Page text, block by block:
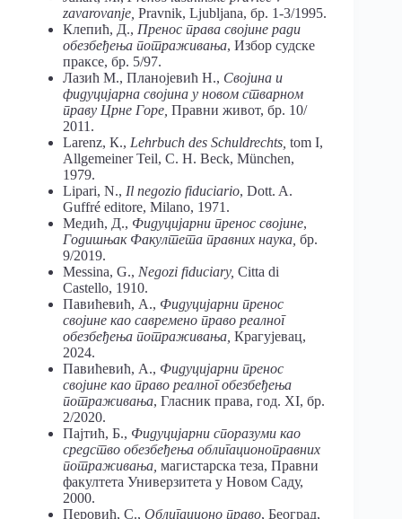
zavarovanje, Pravnik, Ljubljana, бр. 1-3/1995.
Клепић, Д., Пренос права својине ради
обезбеђења потраживања, Избор судске
праксе, бр. 5/97.
Лазић М., Планојевић Н., Својина и
фидуцијарна својина у новом стварном
праву Црне Горе, Правни живот, бр. 10/
2011.
Larenz, К., Lehrbuch des Schuldrechts, tom I,
Allgemeiner Teil, C. H. Beck, München,
1979.
Lipari, N., Il negozio fiduciario, Dott. A.
Guffré editore, Milano, 1971.
Медић, Д., Фидуцијарни пренос својине,
Годишњак Факултета правних наука, бр.
9/2019.
Messina, G., Negozi fiduciary, Citta di
Castello, 1910.
Павићевић, А., Фидуцијарни пренос
својине као савремено право реалног
обезбеђења потраживања, Крагујевац,
2024.
Павићевић, А., Фидуцијарни пренос
својине као право реалног обезбеђења
потраживања, Гласник права, год. XI, бр.
2/2020.
Пајтић, Б., Фидуцијарни споразуми као
средство обезбеђења облигационоправних
потраживања, магистарска теза, Правни
факултета Универзитета у Новом Саду,
2000.
Перовић, С., Облигационо право, Београд,